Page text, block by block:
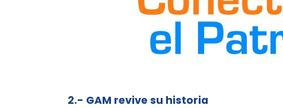
2.- GAM revive su historia